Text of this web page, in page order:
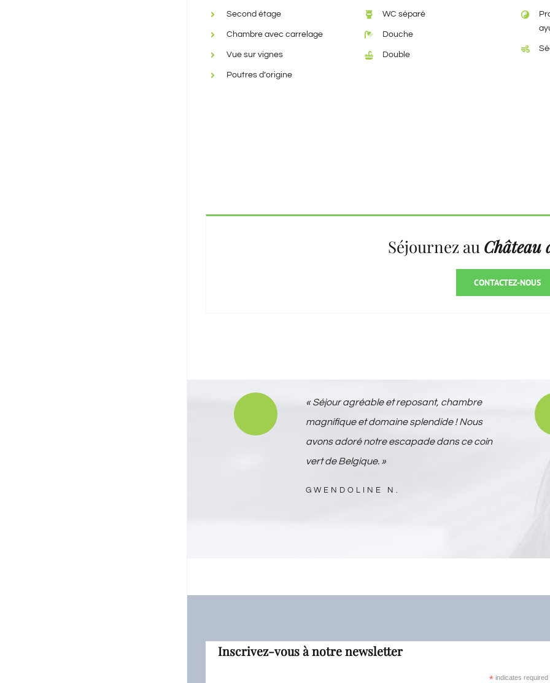
Second étage
Chambre avec carrelage
Vue sur vignes
Poutres d’origine
WC séparé
Douche
Double
Séjournez au Château
CONTACTEZ-NOUS
« Séjour agréable et reposant, chambre
magnifique et domaine splendide ! Nous
avons adoré notre escapade dans ce coin
vert de Belgique. »
GWENDOLINE N.
Inscrivez-vous à notre newsletter
*indicates required